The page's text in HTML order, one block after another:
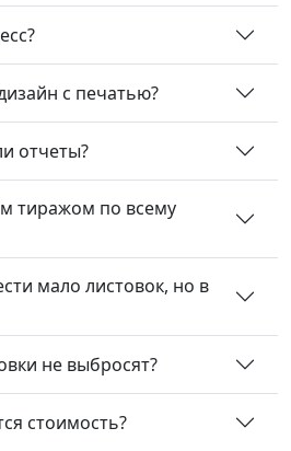
с печатью?
отчеты?
тиражом по всему
мало листовок, но в
не выбросят?
стоимость?